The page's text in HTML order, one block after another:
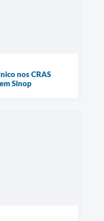
nos CRAS
Sinop